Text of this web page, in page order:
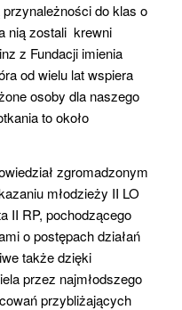
do klas o
nią zostali krewni
z Fundacji imienia
od wielu lat wspiera
osoby dla naszego
tookoło
zgromadzonym
młodzieży II LO
II RP, pochodzącego
o postępach działań
także dzięki
przez najmłodszego
przybliżających